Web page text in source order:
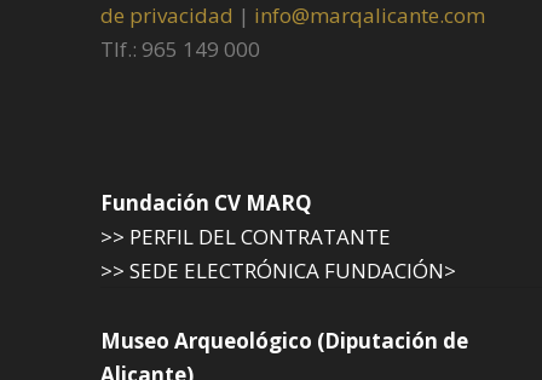
de privacidad | info@marqalicante.com
Tlf.: 965 149 000
Fundación CV MARQ
>> PERFIL DEL CONTRATANTE
>> SEDE ELECTRÓNICA FUNDACIÓN>
Museo Arqueológico (Diputación de